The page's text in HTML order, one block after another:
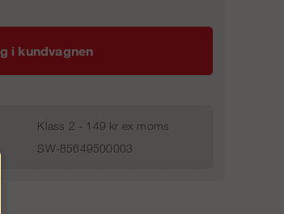
i kundvagnen
Klass 2 - 149 kr ex moms
SW-85649500003